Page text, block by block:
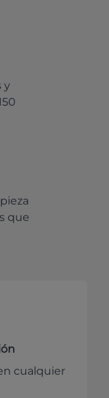
y
que
cualquier